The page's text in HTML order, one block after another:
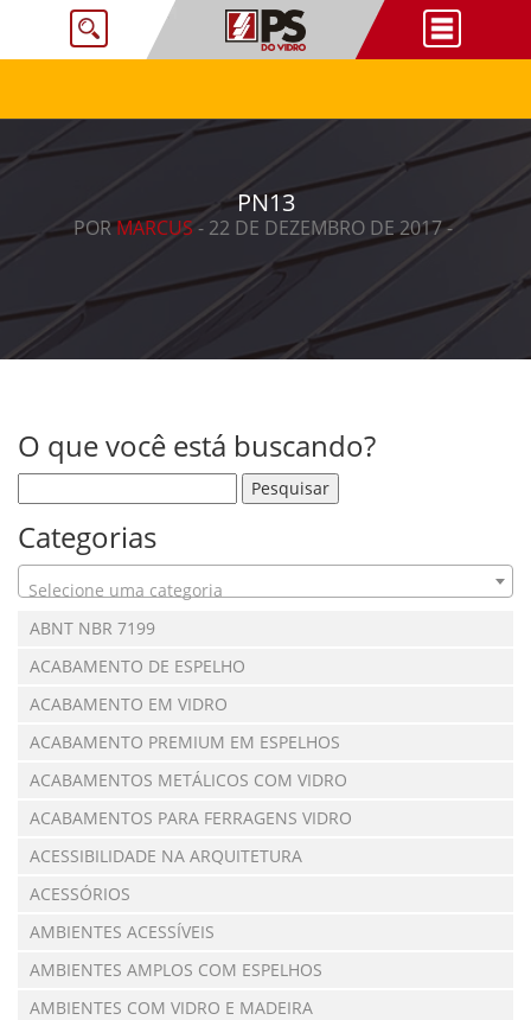
PN13
PORMARCUS- 22 DE DEZEMBRO DE 2017 -
O que você está buscando?
Categorias
Selecione uma categoria
ABNT NBR 7199
ACABAMENTO DE ESPELHO
ACABAMENTO EM VIDRO
ACABAMENTO PREMIUM EM ESPELHOS
ACABAMENTOS METÁLICOS COM VIDRO
ACABAMENTOS PARA FERRAGENS VIDRO
ACESSIBILIDADE NA ARQUITETURA
ACESSÓRIOS
AMBIENTES ACESSÍVEIS
AMBIENTES AMPLOS COM ESPELHOS
AMBIENTES COM VIDRO E MADEIRA